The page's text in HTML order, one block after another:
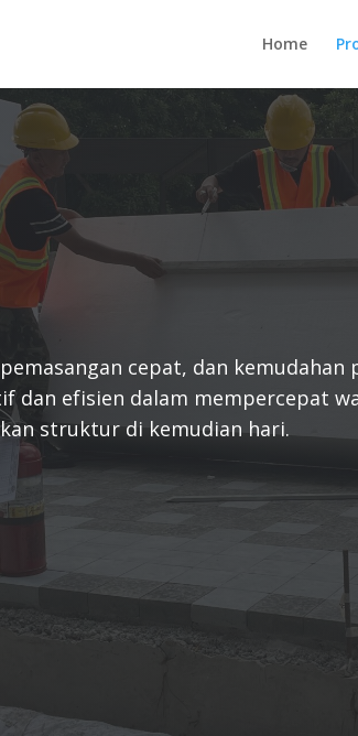
Home
cepat, dan kemudahan
dan efisien dalam mempercepat
struktur di kemudian hari.